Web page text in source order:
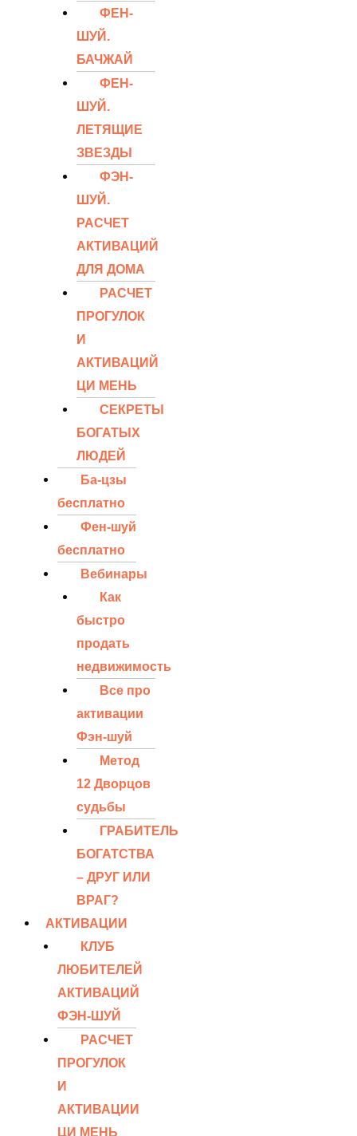
ФЕН-
ШУЙ.
БАЧЖАЙ
ФЕН-
ШУЙ.
ЛЕТЯЩИЕ
ЗВЕЗДЫ
ФЭН-
ШУЙ.
РАСЧЕТ
АКТИВАЦИЙ
ДЛЯ ДОМА
РАСЧЕТ
ПРОГУЛОК
И
АКТИВАЦИЙ
ЦИ МЕНЬ
СЕКРЕТЫ
БОГАТЫХ
ЛЮДЕЙ
Ба-цзы
бесплатно
Фен-шуй
бесплатно
Вебинары
Как
быстро
продать
недвижимость
Все про
активации
Фэн-шуй
Метод
12 Дворцов
судьбы
ГРАБИТЕЛЬ
БОГАТСТВА
– ДРУГ ИЛИ
ВРАГ?
АКТИВАЦИИ
КЛУБ
ЛЮБИТЕЛЕЙ
АКТИВАЦИЙ
ФЭН-ШУЙ
РАСЧЕТ
ПРОГУЛОК
И
АКТИВАЦИИ
ЦИ МЕНЬ